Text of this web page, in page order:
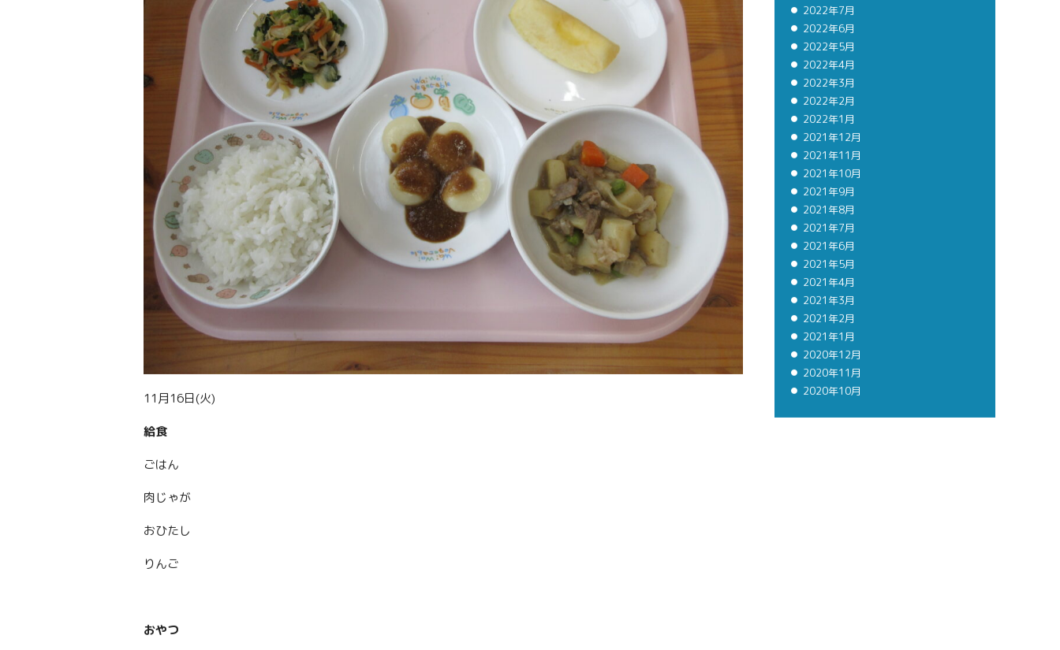
11月16日(火)
給食
ごはん
肉じゃが
おひたし
りんご
おやつ
2022年7月
2022年6月
2022年5月
2022年4月
2022年3月
2022年2月
2022年1月
2021年12月
2021年11月
2021年10月
2021年9月
2021年8月
2021年7月
2021年6月
2021年5月
2021年4月
2021年3月
2021年2月
2021年1月
2020年12月
2020年11月
2020年10月